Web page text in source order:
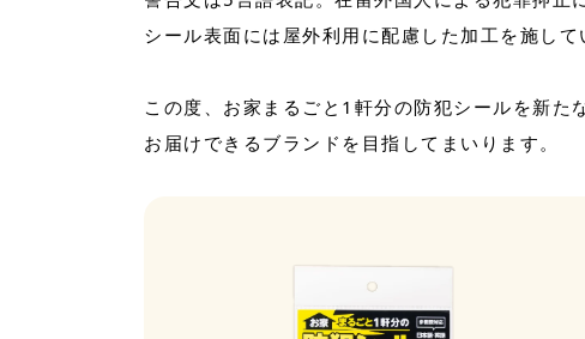
シール表面には屋外利用に配慮した加工を施して
この度、お家まるごと1軒分の防犯シールを新
お届けできるブランドを目指してまいります。